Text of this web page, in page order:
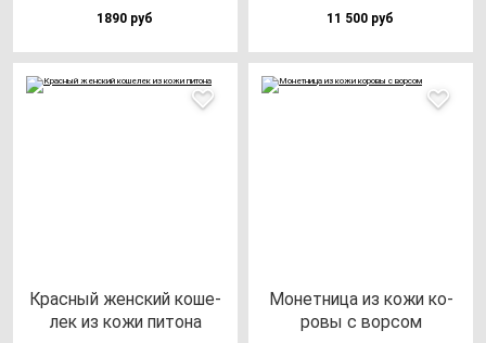
1890 руб 11 500 руб
Крас­ный жен­ский ко­ше­
лек из ко­жи пи­то­на
Монет­ни­ца из ко­жи ко­
ро­вы с вор­сом